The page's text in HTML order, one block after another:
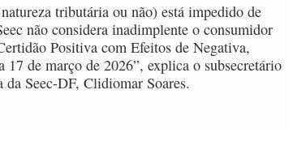
tributária ou não) está impedido de
não considera inadimplente o consumidor
Positiva com Efeitos de Negativa,
de março de 2026”, explica o subsecretário
da Seec-DF, Clidiomar Soares.